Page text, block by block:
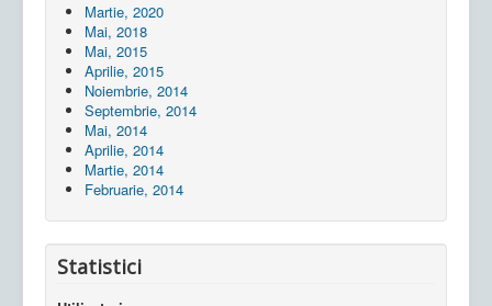
Martie, 2020
Mai, 2018
Mai, 2015
Aprilie, 2015
Noiembrie, 2014
Septembrie, 2014
Mai, 2014
Aprilie, 2014
Martie, 2014
Februarie, 2014
Statistici